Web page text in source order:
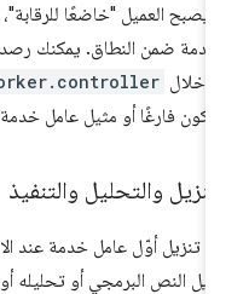
يصبح العميل "خاضعًا للرقابة"،
ضمن النطاق. يمكنك رصد ما
خلال
فارغًا أو مثيل عامل خدمة.
والتحليل والتنفيذ
تنزيل أوّل عامل خدمة عند
النص البرمجي أو تحليله أو